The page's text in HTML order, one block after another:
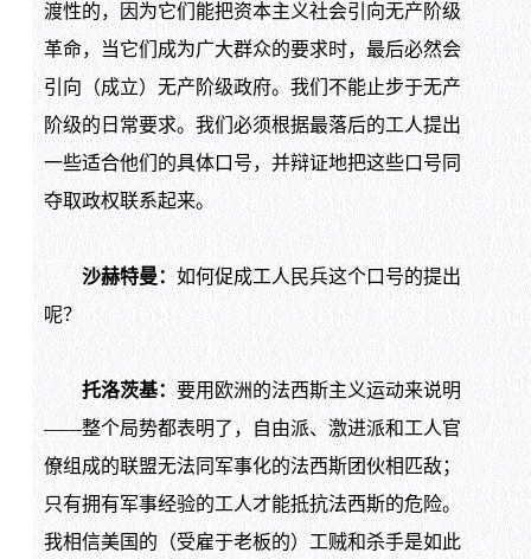
渡性的，因为它们能把资本主义社会引向无产阶级
革命，当它们成为广大群众的要求时，最后必然会
引向（成立）无产阶级政府。我们不能止步于无产
阶级的日常要求。我们必须根据最落后的工人提出
一些适合他们的具体口号，并辩证地把这些口号同
夺取政权联系起来。
沙赫特曼： 如何促成工人民兵这个口号的提出
呢？
托洛茨基： 要用欧洲的法西斯主义运动来说明
——整个局势都表明了，自由派、激进派和工人官
僚组成的联盟无法同军事化的法西斯团伙相匹敌；
只有拥有军事经验的工人才能抵抗法西斯的危险。
我相信美国的（受雇于老板的）工贼和杀手是如此